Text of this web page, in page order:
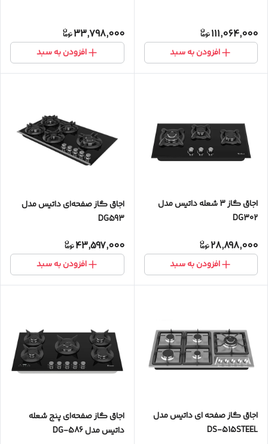
111,064,000
افزودن به سبد
33,798,000
افزودن به سبد
اجاق گاز 3 شعله داتیس مدل
DG302
28,898,000
افزودن به سبد
اجاق گاز صفحه‌ای داتیس مدل
DG593
43,597,000
افزودن به سبد
اجاق گاز صفحه ای داتیس مدل
DS-515STEEL
اجاق گاز صفحه‌ای پنج شعله
داتیس مدل DG-586